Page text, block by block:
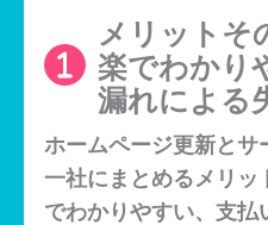
メリット
楽でわかり
漏れによる
ホームページ更新とサ
一社にまとめるメリ
でわかりやすい、支